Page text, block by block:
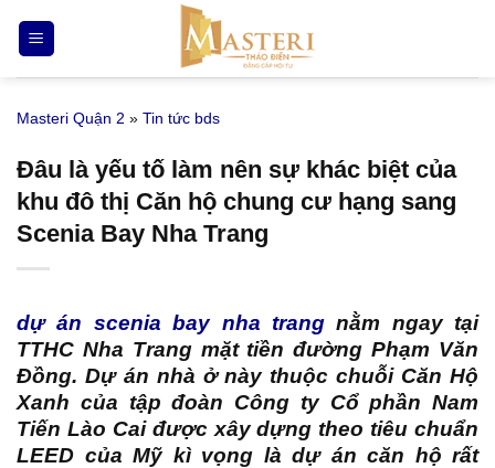
qua
nội
Masteri Quận 2 » Tin tức bds
Đâu là yếu tố làm nên sự khác biệt của
khu đô thị Căn hộ chung cư hạng sang
Scenia Bay Nha Trang
dự án scenia bay nha trangnằm ngay tại
TTHC Nha Trang mặt tiền đường Phạm Văn
Đồng. Dự án nhà ở này thuộc chuỗi Căn Hộ
Xanh của tập đoàn Công ty Cổ phần Nam
Tiến Lào Cai được xây dựng theo tiêu chuẩn
LEED của Mỹ kì vọng là dự án căn hộ rất